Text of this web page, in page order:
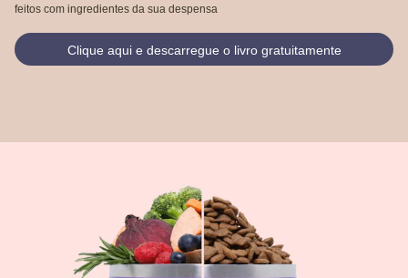
feitos com ingredientes da sua despensa
Clique aqui e descarregue o livro gratuitamente